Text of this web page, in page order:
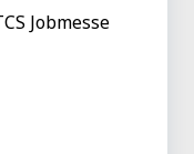
Jobmesse